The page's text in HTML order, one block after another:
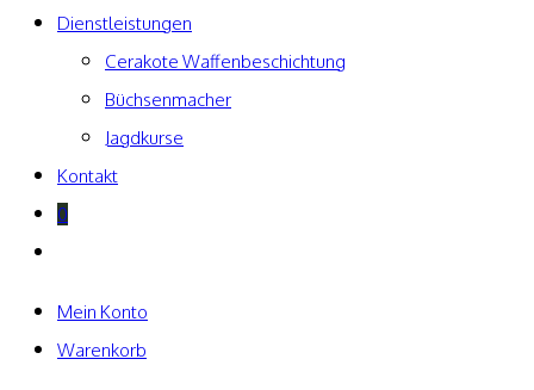
Dienstleistungen
Cerakote Waffenbeschichtung
Büchsenmacher
Jagdkurse
Kontakt
0
umschalten
Mein Konto
Warenkorb